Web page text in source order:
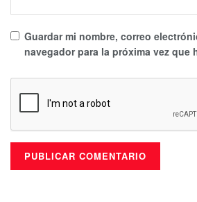
Guardar mi nombre, correo
navegador para la próxima vez que